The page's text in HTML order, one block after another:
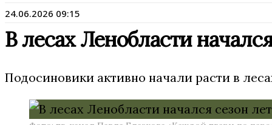
24.06.2026 09:15
В лесах Ленобласти
Подосиновики активно начали расти в